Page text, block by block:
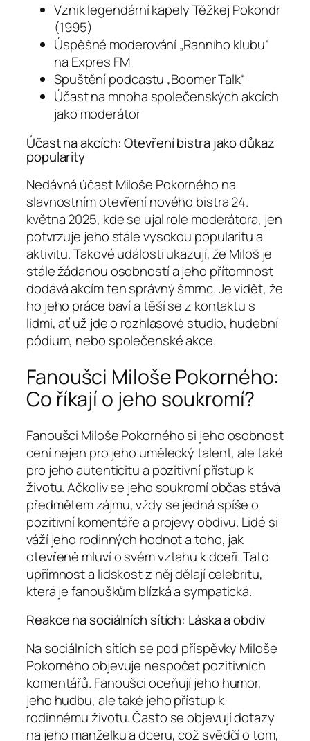
Vznik legendární kapely Těžkej Pokondr
(1995)
Úspěšné moderování „Ranního klubu“
na Expres FM
Spuštění podcastu „Boomer Talk“
Účast na mnoha společenských akcích
jako moderátor
Účast na akcích: Otevření bistra jako důkaz
popularity
Nedávná účast Miloše Pokorného na
slavnostním otevření nového bistra 24.
května 2025, kde se ujal role moderátora, jen
potvrzuje jeho stále vysokou popularitu a
aktivitu. Takové události ukazují, že Miloš je
stále žádanou osobností a jeho přítomnost
dodává akcím ten správný šmrnc. Je vidět, že
ho jeho práce baví a těší se z kontaktu s
lidmi, ať už jde o rozhlasové studio, hudební
pódium, nebo společenské akce.
Fanoušci Miloše Pokorného:
Co říkají o jeho soukromí?
Fanoušci Miloše Pokorného si jeho osobnost
cení nejen pro jeho umělecký talent, ale také
pro jeho autenticitu a pozitivní přístup k
životu. Ačkoliv se jeho soukromí občas stává
předmětem zájmu, vždy se jedná spíše o
pozitivní komentáře a projevy obdivu. Lidé si
váží jeho rodinných hodnot a toho, jak
otevřeně mluví o svém vztahu k dceři. Tato
upřímnost a lidskost z něj dělají celebritu,
která je fanouškům blízká a sympatická.
Reakce na sociálních sítích: Láska a obdiv
Na sociálních sítích se pod příspěvky Miloše
Pokorného objevuje nespočet pozitivních
komentářů. Fanoušci oceňují jeho humor,
jeho hudbu, ale také jeho přístup k
rodinnému životu. Často se objevují dotazy
na jeho manželku a dceru, což svědčí o tom,